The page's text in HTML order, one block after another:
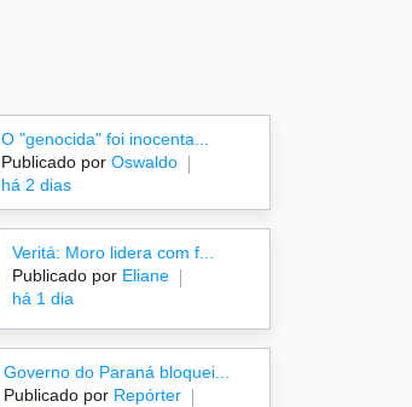
O "genocida" foi inocenta...
Publicado por Oswaldo
há 2 dias
Veritá: Moro lidera com f...
Publicado porEliane
há 1 dia
Governo do Paraná bloquei...
Publicado por Repórter